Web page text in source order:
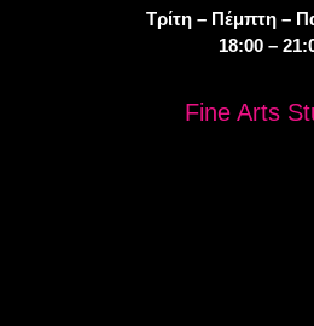
Τρίτη – Πέμπτη –
18:00 –
Fine Arts